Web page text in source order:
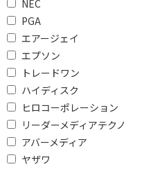
NEC
PGA
エアージェイ
エプソン
トレードワン
ハイディスク
ヒロコーポレーション
リーダーメディアテクノ
アバーメディア
ヤザワ
ストレージで絞り込む
128GB～
32GB～
64GB
無線LAN(タブレット)